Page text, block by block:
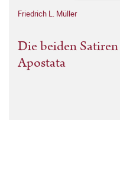
Friedrich L. Müller
Die beiden
Apostata